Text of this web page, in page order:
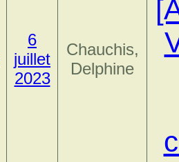
6
juillet
2023
Chauchis,
Delphine